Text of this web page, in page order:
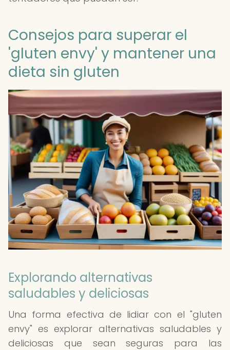
Consejos para superar el
'gluten envy' y mantener una
dieta sin gluten
Explorando alternativas
saludables y deliciosas
Una forma efectiva de lidiar con el "gluten
envy" es explorar alternativas saludables y
deliciosas que sean seguras para las